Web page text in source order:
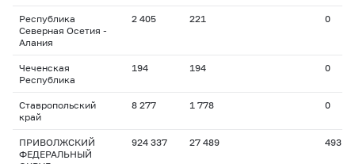
Республика
Северная Осетия -
Алания
2 405 221 0
Чеченская
Республика
194 194 0
Ставропольский
край
8 277 1 778 0
ПРИВОЛЖСКИЙ
ФЕДЕРАЛЬНЫЙ
924 337 27 489 493